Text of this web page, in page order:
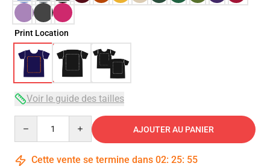
Print Location
Voir le guide des tailles
AJOUTER AU PANIER
Cette vente se termine dans 02: 25: 54